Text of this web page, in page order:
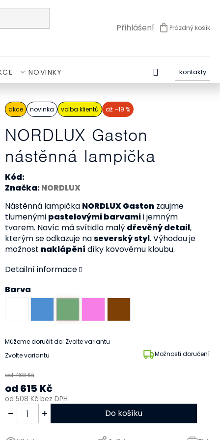
Přihlášení NÁKUPNÍ
Prázdný košík
NOVINKY kontakty
NORDLUX Gaston
nástěnná lampička
Kód:
akce novinka volba klientů až –19 %
Značka:NORDLUX
Zvolte variantu Možnosti doručení
Barva
Můžeme doručit do: Zvolte variantu
Nástěnná lampička NORDLUX Gastonzaujme
tlumenými pastelovými barvamii jemným
tvarem. Navíc má svítidlo malý dřevěný detail,
kterým se odkazuje naseverský styl. Výhodou je
možnost naklápění díky kovovému kloubu.
Detailní informace
od 768 Kč
od 615 Kč
od 508 Kčbez DPH
Do košíku